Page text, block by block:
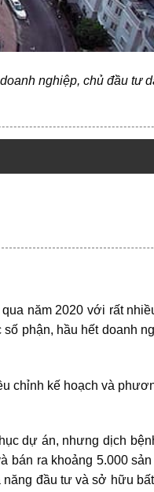
nghiệp, chủ đầu tư
năm 2020 với rất
phận, hầu hết doanh
chỉnh kế hoạch và
dự án, nhưng dịch
bán ra khoảng 5.000
đầu tư và sở hữu bất